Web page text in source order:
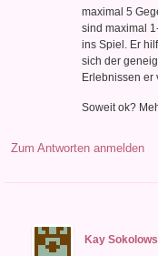
maximal 5
sind maximal
ins Spiel. Er
sich der
Erlebnissen er
Soweit ok?
Zum Antworten anmelden
Kay